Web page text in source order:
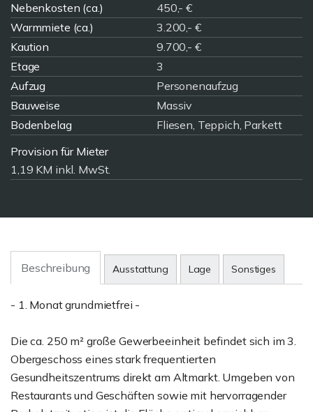
Nebenkosten (ca.)
450,- €
Warmmiete (ca.)
3.200,- €
Kaution
9.700,- €
Etage
3
Aufzug
Personenaufzug
Bauweise
Massiv
Bodenbelag
Fliesen, Teppich, Parkett
Provision für Mieter
1,19 KM inkl. MwSt.
Beschreibung Ausstattung Lage Sonstiges
- 1. Monat grundmietfrei -
Die ca. 250 m² große Gewerbeeinheit befindet sich im 3.
Obergeschoss eines stark frequentierten
Gesundheitszentrums direkt am Altmarkt. Umgeben von
Restaurants und Geschäften sowie mit hervorragender